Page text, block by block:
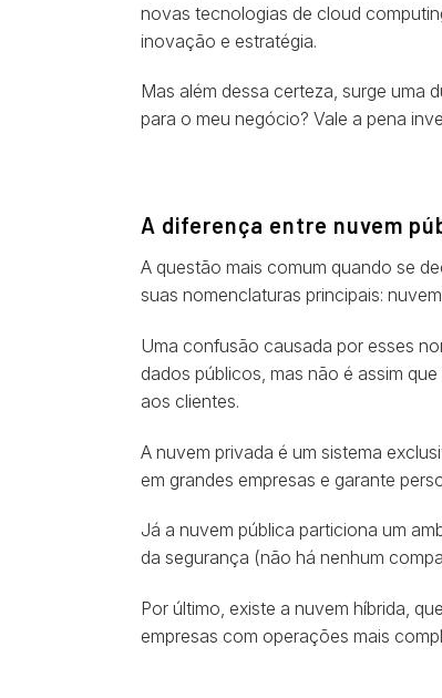
novas tecnologias de cloud
inovação e estratégia.
Mas além dessa certeza, surge uma
para o meu negócio? Vale a pena
A diferença entre nuvem
A questão mais comum quando se
suas nomenclaturas principais:
Uma confusão causada por esses
dados públicos, mas não é assim
aos clientes.
A nuvem privada é um sistema
em grandes empresas e garante
Já a nuvem pública particiona um
da segurança (não há nenhum
Por último, existe a nuvem híbrida,
empresas com operações mais